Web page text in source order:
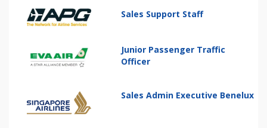
Sales Support Staff
Junior Passenger Traffic
Officer
Sales Admin Executive Benelux